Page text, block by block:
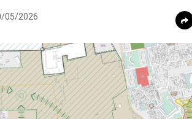
05/2026